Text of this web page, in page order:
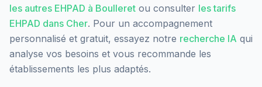
les autres EHPAD à Boulleret ou consulter les tarifs
EHPAD dans Cher. Pour un accompagnement
personnalisé et gratuit, essayez notre recherche IA qui
analyse vos besoins et vous recommande les
établissements les plus adaptés.